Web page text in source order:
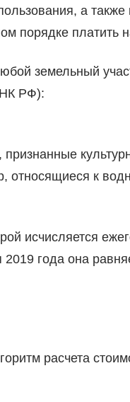
а
порядке платить
земельный
НК РФ):
признанные
относящиеся к
исчисляется
года она
расчета